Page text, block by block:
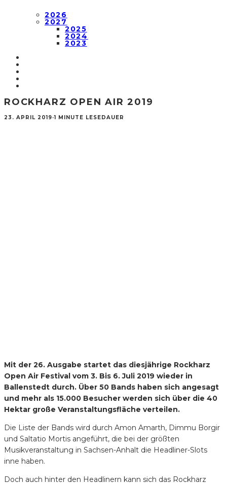
2026
2027
2025
2024
2023
ROCKHARZ OPEN AIR 2019
23. APRIL 2019·1 MINUTE LESEDAUER
Mit der 26. Ausgabe startet das diesjährige Rockharz
Open Air Festival vom 3. Bis 6. Juli 2019 wieder in
Ballenstedt durch. Über 50 Bands haben sich angesagt
und mehr als 15.000 Besucher werden sich über die 40
Hektar große Veranstaltungsfläche verteilen.
Die Liste der Bands wird durch Amon Amarth, Dimmu Borgir
und Saltatio Mortis angeführt, die bei der größten
Musikveranstaltung in Sachsen-Anhalt die Headliner-Slots
inne haben.
Doch auch hinter den Headlinern kann sich das Rockharz